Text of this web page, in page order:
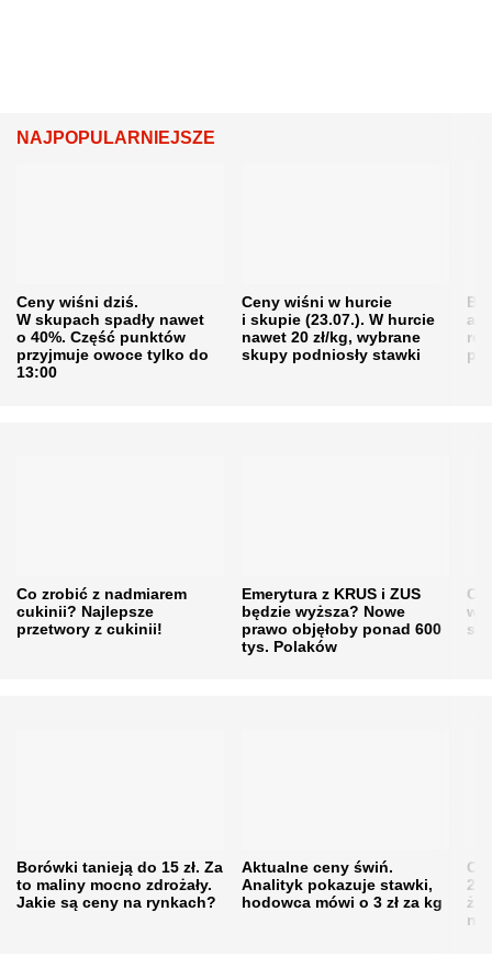
NAJPOPULARNIEJSZE
Ceny wiśni dziś.
W skupach spadły nawet
o 40%. Część punktów
przyjmuje owoce tylko do
13:00
Ceny wiśni w hurcie
i skupie (23.07.). W hurcie
nawet 20 zł/kg, wybrane
skupy podniosły stawki
Co zrobić z nadmiarem
cukinii? Najlepsze
przetwory z cukinii!
Emerytura z KRUS i ZUS
będzie wyższa? Nowe
prawo objęłoby ponad 600
tys. Polaków
w
Borówki tanieją do 15 zł. Za
to maliny mocno zdrożały.
Jakie są ceny na rynkach?
Aktualne ceny świń.
Analityk pokazuje stawki,
hodowca mówi o 3 zł za kg